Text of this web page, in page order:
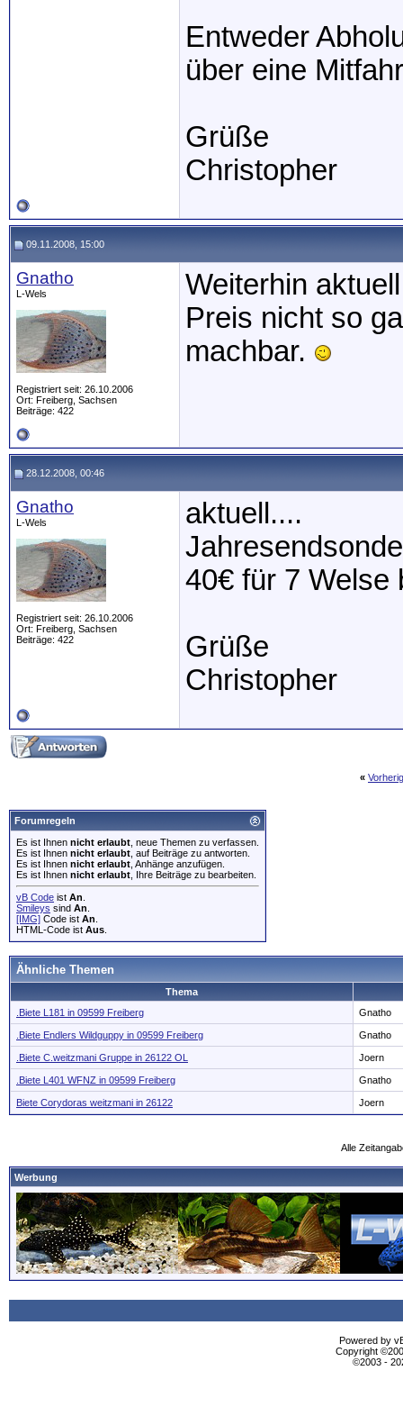
Entweder
über eine
Grüße
Christopher
09.11.2008, 15:00
Gnatho
L-Wels
Registriert seit: 26.10.2006
Ort: Freiberg, Sachsen
Beiträge: 422
Weiterhin
Preis nicht so
machbar.
28.12.2008, 00:46
Gnatho
L-Wels
Registriert seit: 26.10.2006
Ort: Freiberg, Sachsen
Beiträge: 422
aktuell....
40€ für 7
Grüße
Christopher
«
Forumregeln
Es ist Ihnen nicht erlaubt , neue Themen zu verfassen.
Es ist Ihnen nicht erlaubt , auf Beiträge zu antworten.
Es ist Ihnen nicht erlaubt , Anhänge anzufügen.
Es ist Ihnen nicht erlaubt , Ihre Beiträge zu bearbeiten.
vB Code ist An
Smileys sind An
[IMG] Code ist An
HTML-Code ist Aus
Ähnliche Themen
Thema
.Biete L181 in 09599 Freiberg
Gnatho
.Biete Endlers Wildguppy in 09599 Freiberg Gnatho
.Biete C.weitzmani Gruppe in 26122 OL Joern
.Biete L401 WFNZ in 09599 Freiberg Gnatho
Biete Corydoras weitzmani in 26122 Joern
Alle
Werbung
Powered by
Copyright
©2003 -